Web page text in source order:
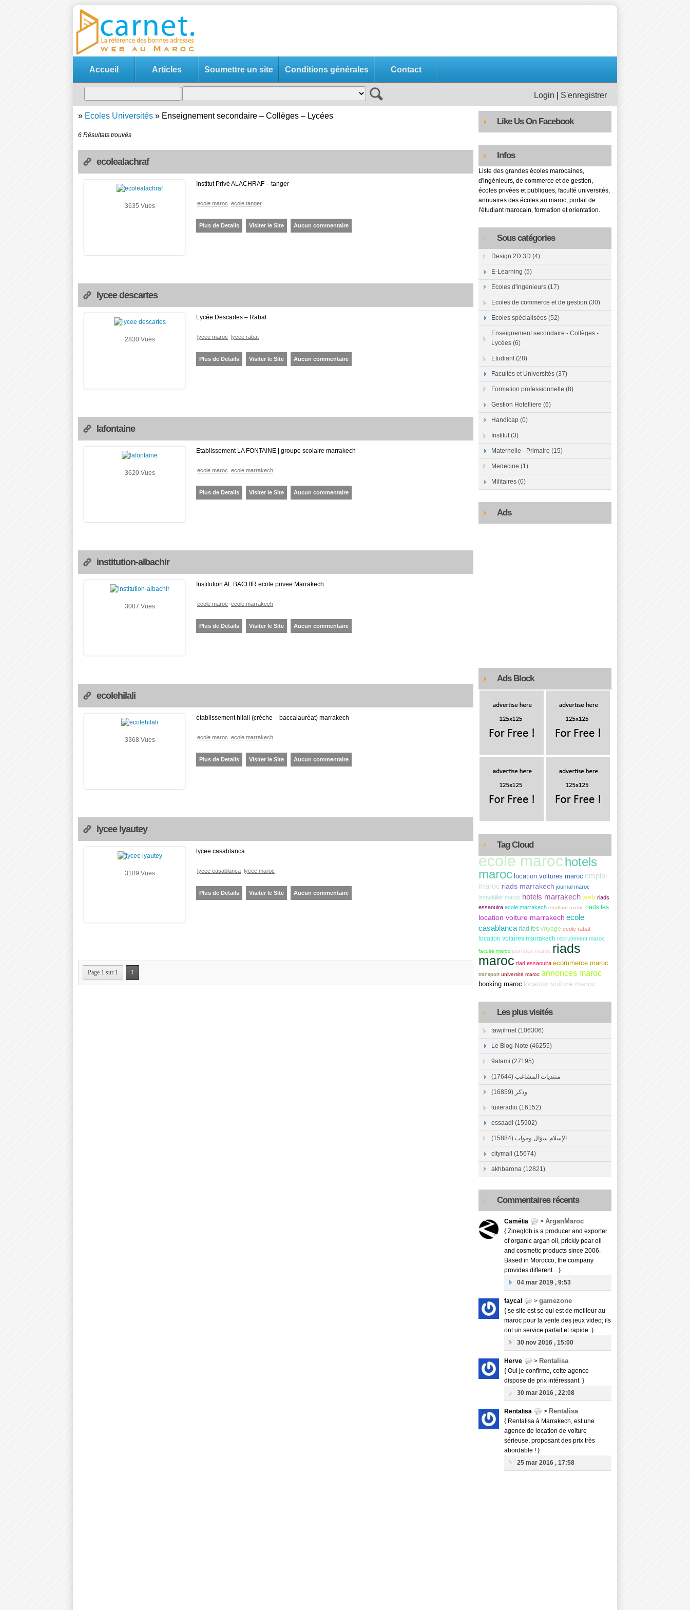
Accueil Articles Soumettre un site Conditions générales Contact
Login S'enregistrer
» Ecoles Universités » Enseignement secondaire – Collèges – Lycées
6 Résultats trouvés
ecolealachraf
3635 Vues
Institut Privé ALACHRAF – tanger
ecole maroc ecole tanger
Plus de Details Visiter le Site Aucun commentaire
lycee descartes
2830 Vues
Lycée Descartes – Rabat
lycee maroc lycee rabat
Plus de Details Visiter le Site Aucun commentaire
lafontaine
3620 Vues
Etablissement LA FONTAINE | groupe scolaire marrakech
ecole maroc ecole marrakech
Plus de Details Visiter le Site Aucun commentaire
institution-albachir
3087 Vues
Institution AL BACHIR ecole privee Marrakech
ecole maroc ecole marrakech
Plus de Details Visiter le Site Aucun commentaire
ecolehilali
3368 Vues
établissement hilali (crèche – baccalauréat) marrakech
ecole maroc ecole marrakech
Plus de Details Visiter le Site Aucun commentaire
lycee lyautey
3109 Vues
lycee casablanca
lycee casablanca lycee maroc
Plus de Details Visiter le Site Aucun commentaire
Page 1 sur 1 1
Like Us On Facebook
Infos
Liste des grandes écoles marocaines,
d'ingénieurs, de commerce et de gestion,
écoles privées et publiques, faculté universités,
annuaires des écoles au maroc, portail de
l'étudiant marocain, formation et orientation.
Sous catégories
Design 2D 3D (4)
E-Learning (5)
Ecoles d'ingenieurs (17)
Ecoles de commerce et de gestion (30)
Ecoles spécialisées (52)
Enseignement secondaire - Collèges -
Lycées (6)
Etudiant (28)
Facultés et Universités (37)
Formation professionnelle (8)
Gestion Hotelliere (6)
Handicap (0)
Institut (3)
Maternelle - Primaire (15)
Medecine (1)
Militaires (0)
Ads
Ads Block
Tag Cloud
ecole marochotels
maroc location voitures maroc emploi
maroc riads marrakech journal maroc
immobilier maroc hotels marrakech web riads
essaouira ecole marrakech etudiant maroc riads fes
location voiture marrakech ecole
casablanca riad fes voyage ecole rabat
location voitures marrakech recrutement maroc
faculté maroc journaux maroc riads
maroc riad essaouira ecommerce maroc
transport université maroc annonces maroc
booking maroc location voiture maroc
Les plus visités
tawjihnet (106306)
Le Blog-Note (46255)
9alami (27195)
منتديات المشاغب (17644)
وذكر (16859)
luxeradio (16152)
essaadi (15902)
الإسلام سؤال وجواب (15884)
citymall (15674)
akhbarona (12821)
Commentaires récents
Camélia > ArganMaroc
{ Zineglob is a producer and exporter
of organic argan oil, prickly pear oil
and cosmetic products since 2006.
Based in Morocco, the company
provides different... }
04 mar 2019 , 9:53
faycal > gamezone
{ se site est se qui est de meilleur au
maroc pour la vente des jeux video; ils
ont un service parfait et rapide. }
30 nov 2016 , 15:00
Herve > Rentalisa
{ Oui je confirme, cette agence
dispose de prix intéressant. }
30 mar 2016 , 22:08
Rentalisa > Rentalisa
{ Rentalisa à Marrakech, est une
agence de location de voiture
sérieuse, proposant des prix très
abordable ! }
25 mar 2016 , 17:58